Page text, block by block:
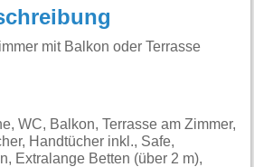
mit Balkon oder Terrasse
WC, Balkon, Terrasse am Zimmer,
Handtücher inkl., Safe,
Extralange Betten (über 2 m),